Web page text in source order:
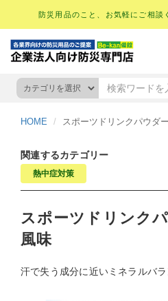
防災用品のこと、お気軽にご相談
HOME スポーツドリンクパウダ
関連するカテゴリー
熱中症対策
スポーツドリンク
風味
汗で失う成分に近いミネラルバ